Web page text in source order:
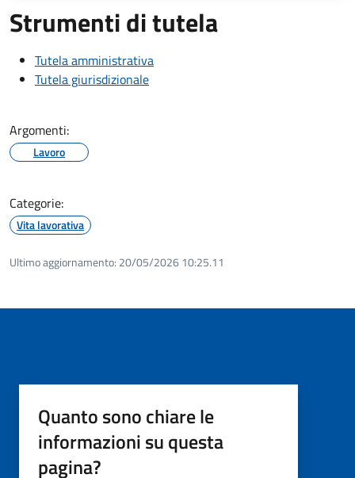
Strumenti di tutela
Tutela amministrativa
Tutela giurisdizionale
Argomenti:
Lavoro
Categorie:
Vita lavorativa
Ultimo aggiornamento: 20/05/2026 10:25.11
Quanto sono chiare le
informazioni su questa
pagina?